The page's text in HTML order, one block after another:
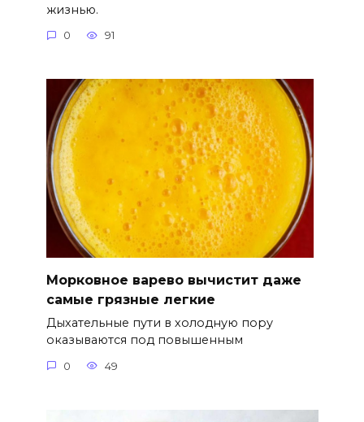
жизнью.
0 91
Морковное варево вычистит даже
самые грязные легкие
Дыхательные пути в холодную пору
оказываются под повышенным
0 49